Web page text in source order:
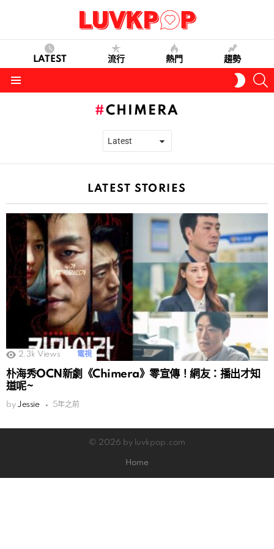
LATEST 流行 熱門 趨勢
SKIN
CHIMERA
LATEST STORIES
2.3k Views 電視
朴海秀OCN新劇《Chimera》零宣傳！網友：播出才知
道呢~
by Jessie 5年之前
© 2026 by luvkpop.com
Home